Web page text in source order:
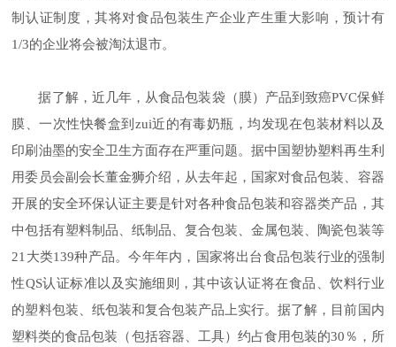
制认证制度，其将对食品包装生产企业产生重大影响，预计有
1/3的企业将会被淘汰退市。
据了解，近几年，从食品包装袋 （膜） 产品到致癌PVC保鲜
膜、一次性快餐盒到zui近的有毒奶瓶，均发现在包装材料以及
印刷油墨的安全卫生方面存在严重问题。据中国塑协塑料再生利
用委员会副会长董金狮介绍，从去年起，国家对食品包装、容器
开展的安全环保认证主要是针对各种食品包装和容器类产品，其
中包括有塑料制品、纸制品、复合包装、金属包装、陶瓷包装等
21大类139种产品。今年年内，国家将出台食品包装行业的强制
性QS认证标准以及实施细则，其中该认证将在食品、饮料行业
的塑料包装、纸包装和复合包装产品上实行。据了解，目前国内
塑料类的食品包装 （包括容器、工具） 约占食用包装的30 ％，所